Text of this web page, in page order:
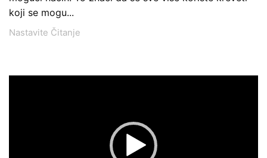
koji se mogu...
Nastavite Čitanje